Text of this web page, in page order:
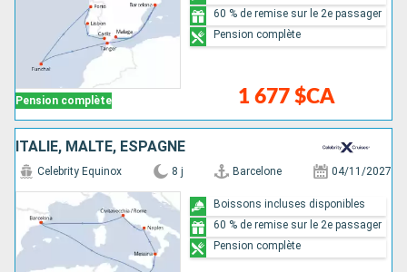
Pension complète 1 677 $CA
60 % de remise sur le 2e passager
Pension complète
ITALIE, MALTE, ESPAGNE
Celebrity Equinox 8 j Barcelone 04/11/2027
Boissons incluses disponibles
60 % de remise sur le 2e passager
Pension complète